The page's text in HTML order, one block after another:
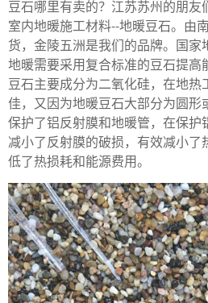
豆石哪里有卖的？江苏苏州的朋友
室内地暖施工材料--地暖豆石。由
货，金陵五洲是我们的品牌。国家
地暖需要采用复合标准的豆石提高
豆石主要成分为二氧化硅，在地热
佳，又因为地暖豆石大部分为圆形
保护了铝反射膜和地暖管，在保护
减小了反射膜的破损，有效减小
低了热损耗和能源费用。